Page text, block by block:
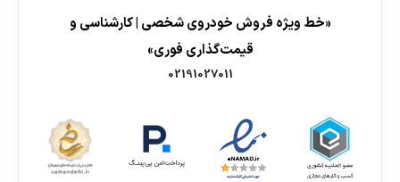
«خط ویژه فروش خودروی شخصی | کارشناسی و
قیمت‌گذاری فوری»
02191027011